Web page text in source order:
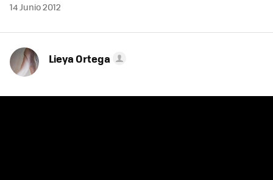
14 Junio 2012
Lieya Ortega